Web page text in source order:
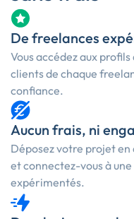
De freelances
Vous accédez aux
clients de chaque
confiance.
Aucun frais, ni
Déposez votre projet
et connectez-vous à
expérimentés.